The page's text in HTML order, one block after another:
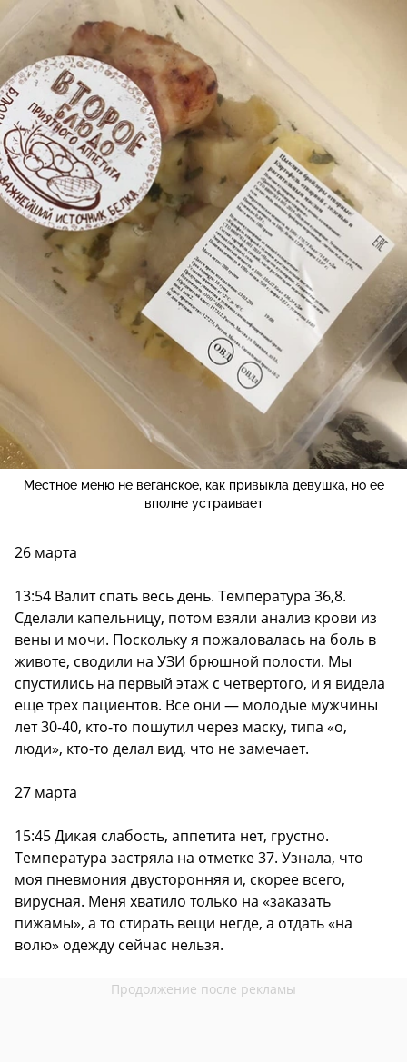
Местное меню не веганское, как привыкла девушка, но ее
вполне устраивает
26 марта
13:54 Валит спать весь день. Температура 36,8.
Сделали капельницу, потом взяли анализ крови из
вены и мочи. Поскольку я пожаловалась на боль в
животе, сводили на УЗИ брюшной полости. Мы
спустились на первый этаж с четвертого, и я видела
еще трех пациентов. Все они — молодые мужчины
лет 30-40, кто-то пошутил через маску, типа «о,
люди», кто-то делал вид, что не замечает.
27 марта
15:45 Дикая слабость, аппетита нет, грустно.
Температура застряла на отметке 37. Узнала, что
моя пневмония двусторонняя и, скорее всего,
вирусная. Меня хватило только на «заказать
пижамы», а то стирать вещи негде, а отдать «на
волю» одежду сейчас нельзя.